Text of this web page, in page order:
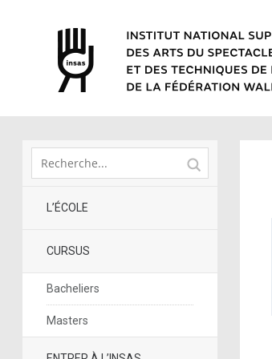
L’ÉCOLE
CURSUS
Bacheliers
Masters